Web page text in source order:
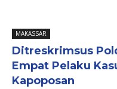
MAKASSAR
Ditreskrimsus
Empat Pelaku
Kapoposan